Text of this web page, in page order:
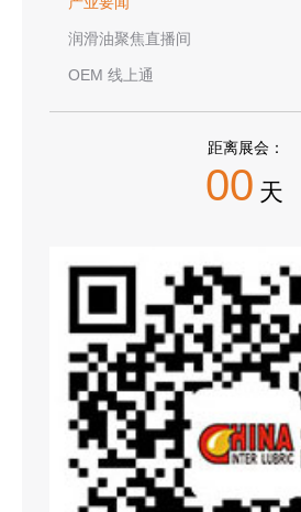
润滑油聚焦直播间
OEM 线上通
距离展会：
00 天